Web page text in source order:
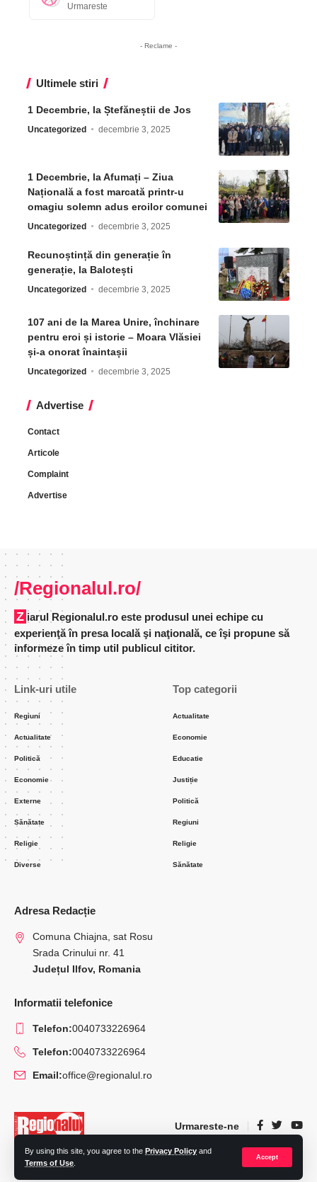
By using this site, you agree to the Privacy Policy and
Terms of Use
Accept
Urmareste
- Reclame -
Ultimele stiri
1 Decembrie, la Ștefăneștii de Jos
Uncategorized decembrie 3, 2025
1 Decembrie, la Afumați – Ziua
Națională a fost marcată printr-u
omagiu solemn adus eroilor comunei
Uncategorized decembrie 3, 2025
Recunoștință din generație în
generație, la Balotești
Uncategorized decembrie 3, 2025
107 ani de la Marea Unire, închinare
pentru eroi și istorie – Moara Vlăsiei
și-a onorat înaintașii
Uncategorized decembrie 3, 2025
Advertise
Contact
Articole
Complaint
Advertise
/Regionalul.ro/
Ziarul Regionalul.ro este produsul unei echipe cu
experienţă în presa locală şi naţională, ce îşi propune să
informeze în timp util publicul cititor.
Link-uri utile
Regiuni
Actualitate
Politică
Economie
Externe
Sănătate
Religie
Diverse
Top categorii
Actualitate
Economie
Educatie
Justiție
Politică
Regiuni
Religie
Sănătate
Adresa Redacție
Comuna Chiajna, sat Rosu
Srada Crinului nr. 41
Județul Ilfov, Romania
Informatii telefonice
Telefon:0040733226964
Telefon:0040733226964
Email:office@regionalul.ro
Urmareste-ne